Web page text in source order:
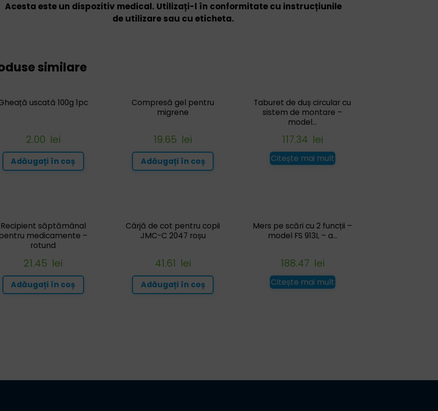
Acesta este un dispozitiv medical. Utilizați-l în conformitate cu instrucțiunile
de utilizare sau cu eticheta.
similare
uscată 100g 1pc
2.00 lei
Adăugați în coș
Compresă gel pentru
migrene
19.65 lei
Adăugați în coș
Taburet de duș circular cu
sistem de montare –
model...
117.34 lei
Citește mai mult
Recipient săptămânal
medicamente –
rotund
21.45 lei
Adăugați în coș
Cârjă de cot pentru copii
JMC-C 2047 roșu
41.61 lei
Adăugați în coș
Mers pe scări cu 2 funcții –
model FS 913L – a...
188.47 lei
Citește mai mult